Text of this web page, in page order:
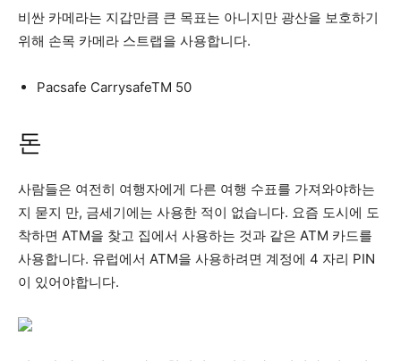
비싼 카메라는 지갑만큼 큰 목표는 아니지만 광산을 보호하기
위해 손목 카메라 스트랩을 사용합니다.
Pacsafe CarrysafeTM 50
돈
사람들은 여전히 ​​여행자에게 다른 여행 수표를 가져와야하는
지 묻지 만, 금세기에는 사용한 적이 없습니다. 요즘 도시에 도
착하면 ATM을 찾고 집에서 사용하는 것과 같은 ATM 카드를
사용합니다. 유럽에서 ATM을 사용하려면 계정에 4 자리 PIN
이 있어야합니다.